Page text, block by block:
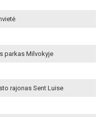
parkas Milvokyje
rajonas Sent Luise